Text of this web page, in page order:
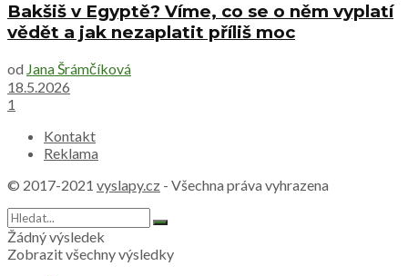
Bakšiš v Egyptě? Víme, co se o něm vyplatí
vědět a jak nezaplatit příliš moc
od Jana Šrámčíková
18.5.2026
1
Kontakt
Reklama
© 2017-2021 vyslapy.cz - Všechna práva vyhrazena
Žádný výsledek
Zobrazit všechny výsledky